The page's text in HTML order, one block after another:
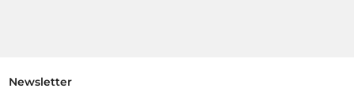
Newsletter